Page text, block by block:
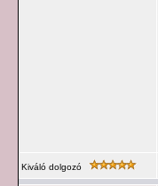
Kiváló dolgozó